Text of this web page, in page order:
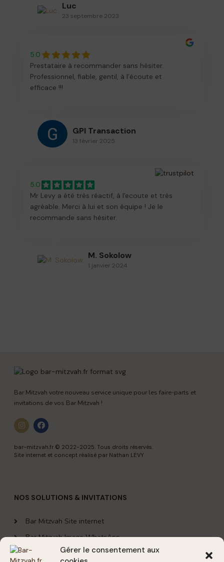
Gérer le consentement aux
Luc
23 septembre 2023
5.0
Prestataire à recommander sans hésiter.
Professionnel, fiable, gentil, à l’écoute et
efficace !!!
GPI Transaction
13 février 2025
5.0
Mr Levy a été très réactif, à l'ecoute et très
agréable. Merci à lui et son équipe ! Je le
recommande sans hésiter.
M. Sokolow
1 janvier 2024
Bar Mitzvah votre nouveau service unique pour les faire-parts et
invitations de vos Bar Mitzvah !
bar-mitzvah.fr © 2022-2025. Tous droits réservés.
Site internet et concept réalisé par Nathan LEVY
NOS SOLUTIONS & INVITATIONS
Bar Mitzvah Site internet
Bar Mitzvah Image WhatsApp